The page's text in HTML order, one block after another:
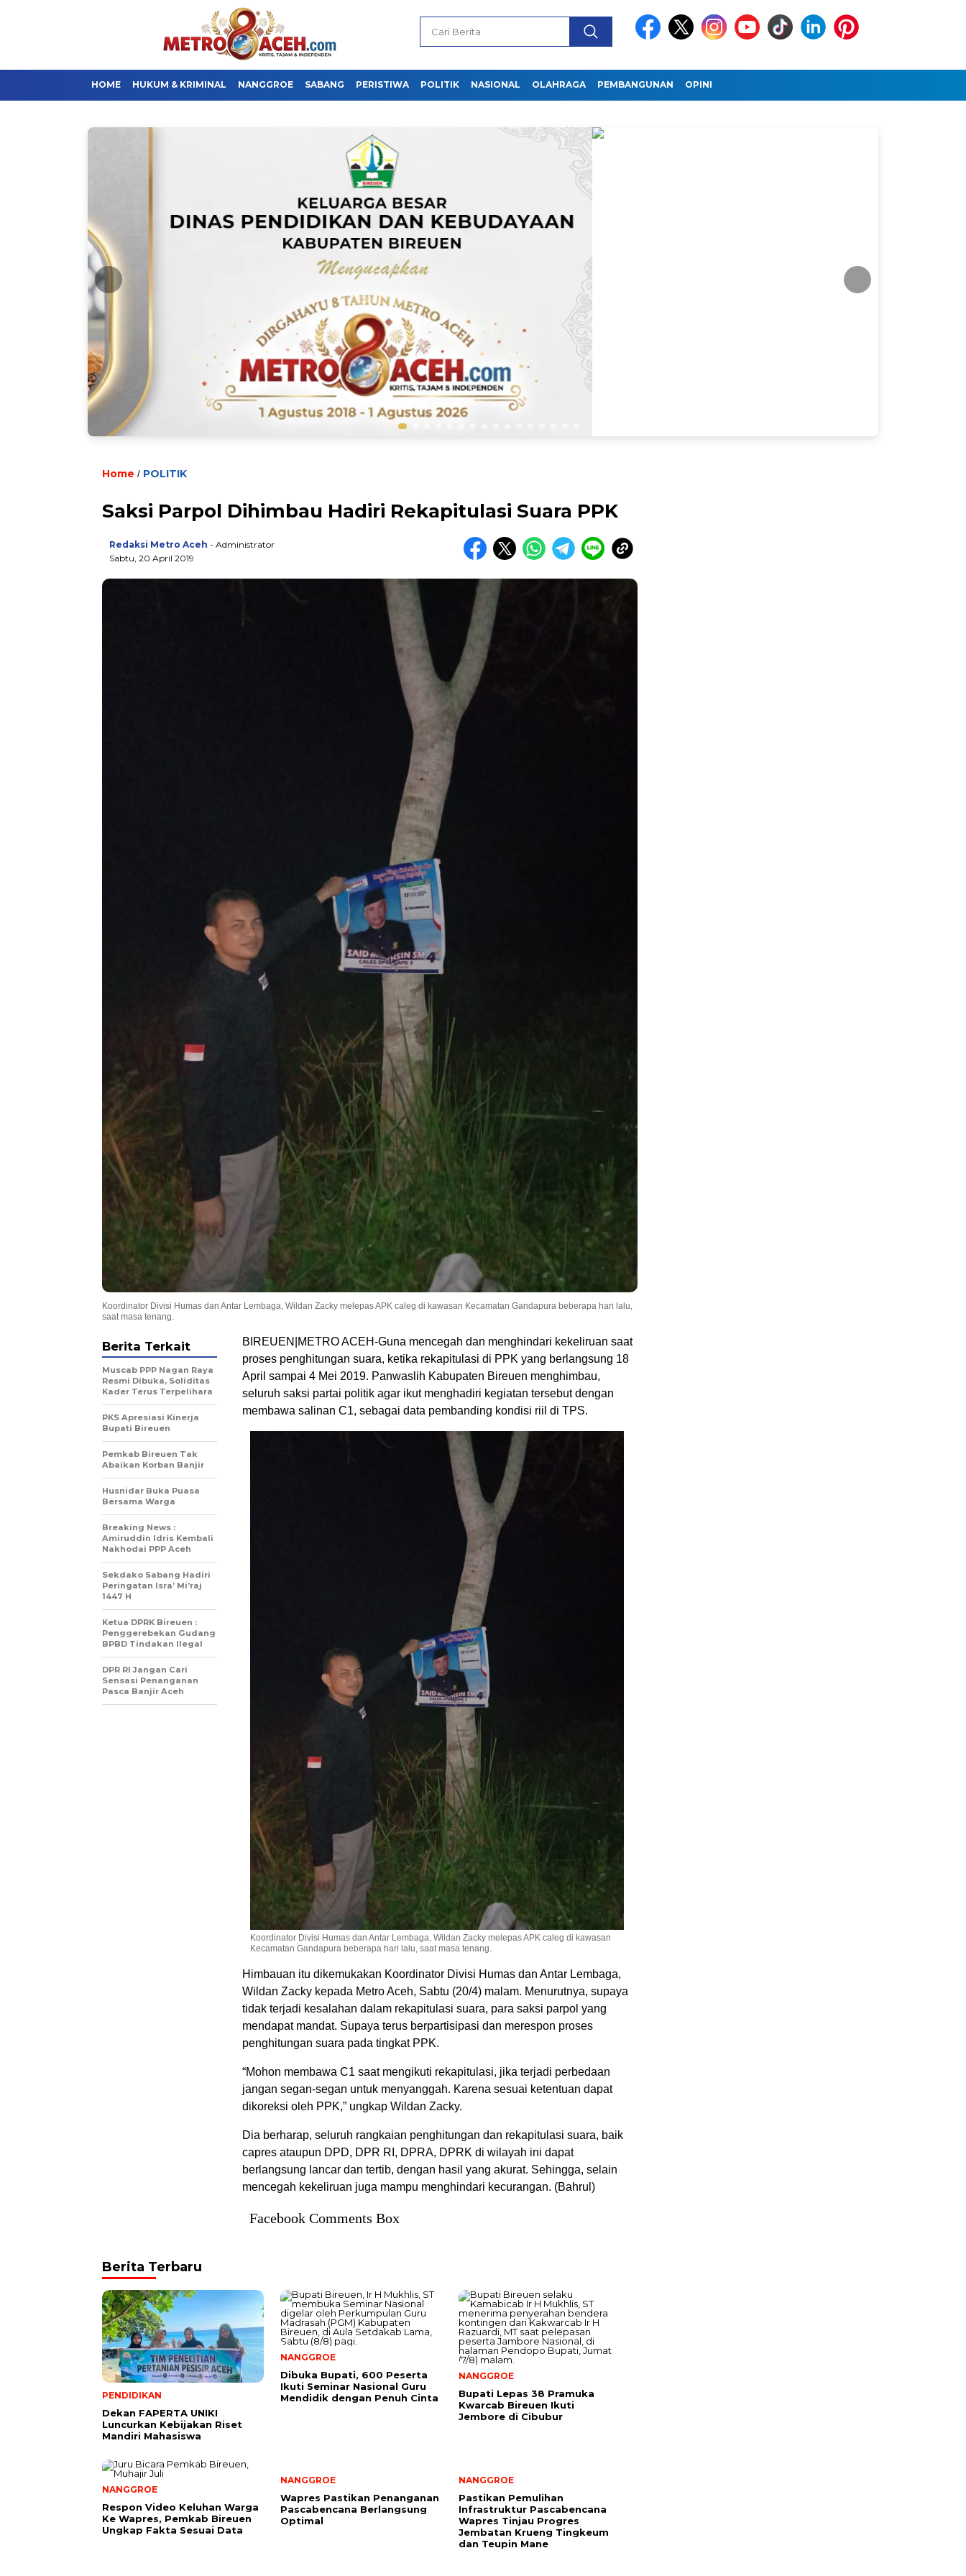
HOME HUKUM & KRIMINAL NANGGROE SABANG PERISTIWA POLITIK NASIONAL OLAHRAGA PEMBANGUNAN OPINI
Home / POLITIK
Saksi Parpol Dihimbau Hadiri Rekapitulasi Suara PPK
Redaksi Metro Aceh - Administrator
Sabtu, 20 April 2019
Koordinator Divisi Humas dan Antar Lembaga, Wildan Zacky melepas APK caleg di kawasan Kecamatan Gandapura beberapa hari lalu,
saat masa tenang.
BIREUEN|METRO ACEH-Guna mencegah dan menghindari kekeliruan saat
proses penghitungan suara, ketika rekapitulasi di PPK yang berlangsung 18
April sampai 4 Mei 2019. Panwaslih Kabupaten Bireuen menghimbau,
seluruh saksi partai politik agar ikut menghadiri kegiatan tersebut dengan
membawa salinan C1, sebagai data pembanding kondisi riil di TPS.
Koordinator Divisi Humas dan Antar Lembaga, Wildan Zacky melepas APK caleg di kawasan
Kecamatan Gandapura beberapa hari lalu, saat masa tenang.
Himbauan itu dikemukakan Koordinator Divisi Humas dan Antar Lembaga,
Wildan Zacky kepada Metro Aceh, Sabtu (20/4) malam. Menurutnya, supaya
tidak terjadi kesalahan dalam rekapitulasi suara, para saksi parpol yang
mendapat mandat. Supaya terus berpartisipasi dan merespon proses
penghitungan suara pada tingkat PPK.
“Mohon membawa C1 saat mengikuti rekapitulasi, jika terjadi perbedaan
jangan segan-segan untuk menyanggah. Karena sesuai ketentuan dapat
dikoreksi oleh PPK,” ungkap Wildan Zacky.
Dia berharap, seluruh rangkaian penghitungan dan rekapitulasi suara, baik
capres ataupun DPD, DPR RI, DPRA, DPRK di wilayah ini dapat
berlangsung lancar dan tertib, dengan hasil yang akurat. Sehingga, selain
mencegah kekeliruan juga mampu menghindari kecurangan. (Bahrul)
Facebook Comments Box
Berita Terkait
Muscab PPP Nagan Raya
Resmi Dibuka, Soliditas
Kader Terus Terpelihara
PKS Apresiasi Kinerja
Bupati Bireuen
Pemkab Bireuen Tak
Abaikan Korban Banjir
Husnidar Buka Puasa
Bersama Warga
Breaking News :
Amiruddin Idris Kembali
Nakhodai PPP Aceh
Sekdako Sabang Hadiri
Peringatan Isra’ Mi’raj
1447 H
Ketua DPRK Bireuen :
Penggerebekan Gudang
BPBD Tindakan Ilegal
DPR RI Jangan Cari
Sensasi Penanganan
Pasca Banjir Aceh
Berita Terbaru
PENDIDIKAN
Dekan FAPERTA UNIKI
Luncurkan Kebijakan Riset
Mandiri Mahasiswa
NANGGROE
Dibuka Bupati, 600 Peserta
Ikuti Seminar Nasional Guru
Mendidik dengan Penuh Cinta
NANGGROE
Bupati Lepas 38 Pramuka
Kwarcab Bireuen Ikuti
Jembore di Cibubur
NANGGROE
Respon Video Keluhan Warga
Ke Wapres, Pemkab Bireuen
Ungkap Fakta Sesuai Data
NANGGROE
Wapres Pastikan Penanganan
Pascabencana Berlangsung
Optimal
NANGGROE
Pastikan Pemulihan
Infrastruktur Pascabencana
Wapres Tinjau Progres
Jembatan Krueng Tingkeum
dan Teupin Mane